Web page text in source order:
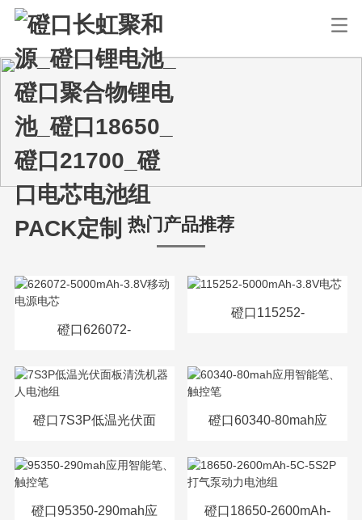
热门产品推荐
磴口626072-
磴口115252-
磴口7S3P低温光伏面 磴口60340-80mah应
磴口95350-290mah应 磴口18650-2600mAh-